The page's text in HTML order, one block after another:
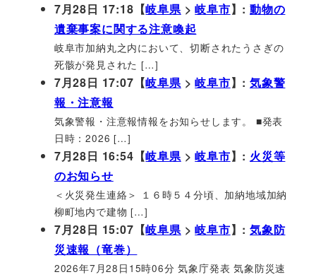
7月28日 17:18【岐阜県>岐阜市】:動物の
遺棄事案に関する注意喚起
岐阜市加納丸之内において、切断されたうさぎの
死骸が発見された […]
7月28日 17:07【岐阜県>岐阜市】:気象警
報・注意報
気象警報・注意報情報をお知らせします。 ■発表
日時：2026 […]
7月28日 16:54【岐阜県>岐阜市】: 火災等
のお知らせ
＜火災発生連絡＞ １６時５４分頃、加納地域加納
柳町地内で建物 […]
7月28日 15:07【岐阜県>岐阜市】:気象防
災速報（竜巻）
2026年7月28日15時06分 気象庁発表 気象防災速